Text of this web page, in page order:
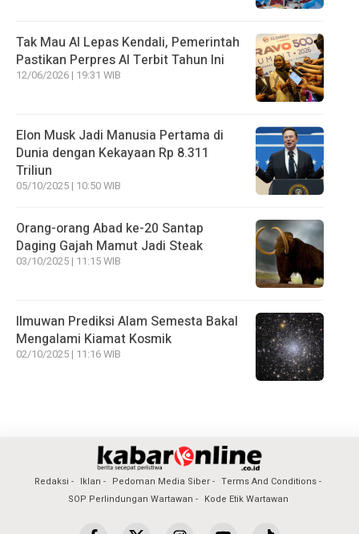
Tak Mau AI Lepas Kendali, Pemerintah
Pastikan Perpres AI Terbit Tahun Ini
12/06/2026 | 19:31 WIB
Elon Musk Jadi Manusia Pertama di
Dunia dengan Kekayaan Rp 8.311
Triliun
05/10/2025 | 10:50 WIB
Orang-orang Abad ke-20 Santap
Daging Gajah Mamut Jadi Steak
03/10/2025 | 11:15 WIB
Ilmuwan Prediksi Alam Semesta Bakal
Mengalami Kiamat Kosmik
02/10/2025 | 11:16 WIB
Redaksi Iklan Pedoman Media Siber
Terms And Conditions
SOP Perlindungan Wartawan
Kode Etik Wartawan